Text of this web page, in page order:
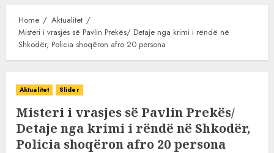
Home
Aktualitet
Misteri i vrasjes së Pavlin Prekës/ Detaje nga krimi i rëndë në
Shkodër, Policia shoqëron afro 20 persona
Aktualitet Slider
Misteri i vrasjes së Pavlin Prekës/
Detaje nga krimi i rëndë në Shkodër,
Policia shoqëron afro 20 persona